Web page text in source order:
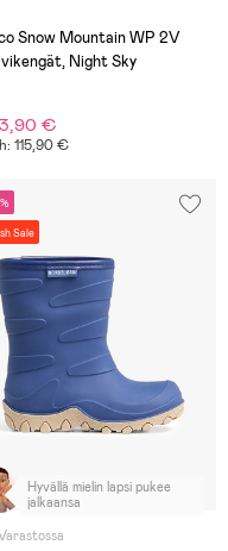
Snow Mountain WP 2V
Night Sky
€
115,90 €
Sale
Hyvällä mielin lapsi pukee
jalkaansa